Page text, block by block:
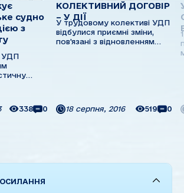
судно
з
УДП
у
та
338 0
КОЛЕКТИВНИЙ ДОГОВІР
– У ДІЇ
У трудовому колективі УДП
відбулися приємні зміни,
пов'язані з відновленням
об'єктивних причин – ...
18 серпня, 2016 519 0